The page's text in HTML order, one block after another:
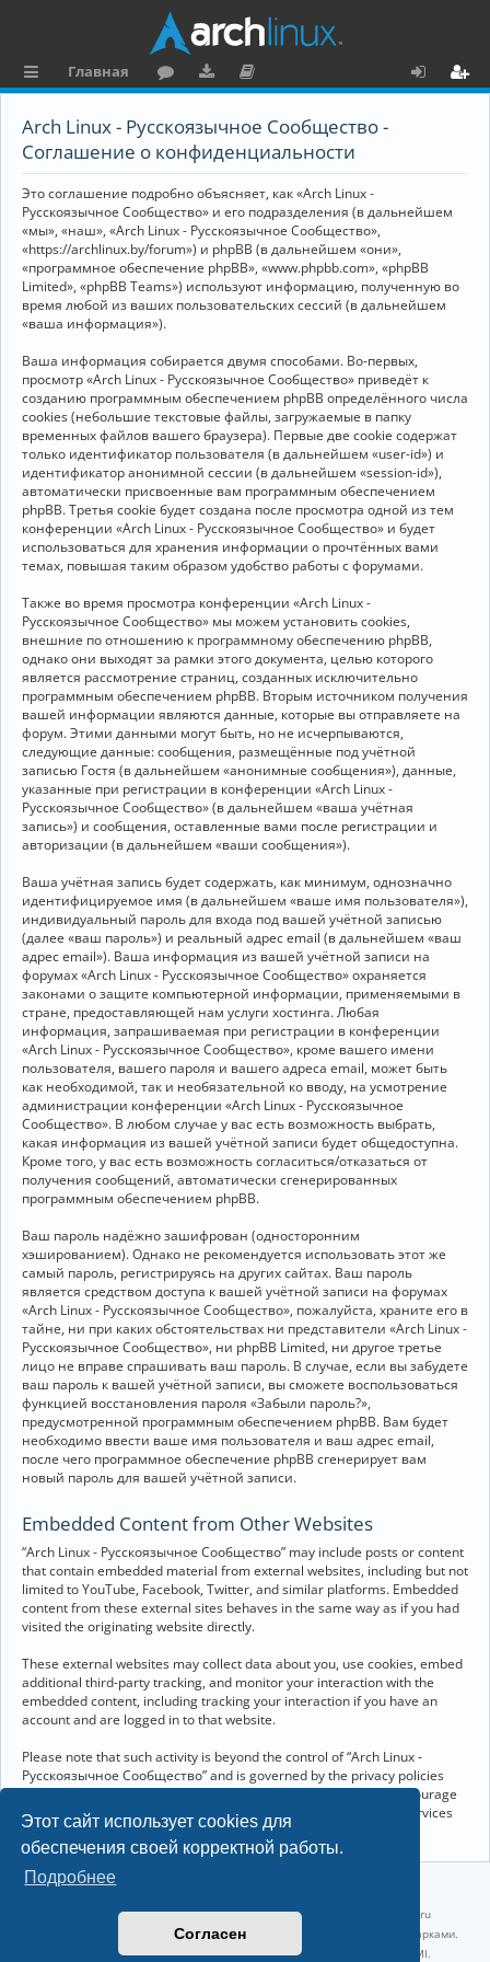
Этот сайт использует cookies для
обеспечения своей корректной работы.
Подробнее
Согласен
ы
к
и
Главная
ру
ру
и
ку
е
н
та
ц
я
Arch Linux - Русскоязычное Сообщество -
Соглашение о конфиденциальности
Это соглашение подробно объясняет, как «Arch Linux -
Русскоязычное Сообщество» и его подразделения (в дальнейшем
«мы», «наш», «Arch Linux - Русскоязычное Сообщество»,
«https://archlinux.by/forum») и phpBB (в дальнейшем «они»,
«программное обеспечение phpBB», «www.phpbb.com», «phpBB
Limited», «phpBB Teams») используют информацию, полученную во
время любой из ваших пользовательских сессий (в дальнейшем
«ваша информация»).
Ваша информация собирается двумя способами. Во-первых,
просмотр «Arch Linux - Русскоязычное Сообщество» приведёт к
созданию программным обеспечением phpBB определённого числа
cookies (небольшие текстовые файлы, загружаемые в папку
временных файлов вашего браузера). Первые две cookie содержат
только идентификатор пользователя (в дальнейшем «user-id») и
идентификатор анонимной сессии (в дальнейшем «session-id»),
автоматически присвоенные вам программным обеспечением
phpBB. Третья cookie будет создана после просмотра одной из тем
конференции «Arch Linux - Русскоязычное Сообщество» и будет
использоваться для хранения информации о прочтённых вами
темах, повышая таким образом удобство работы с форумами.
Также во время просмотра конференции «Arch Linux -
Русскоязычное Сообщество» мы можем установить cookies,
внешние по отношению к программному обеспечению phpBB,
однако они выходят за рамки этого документа, целью которого
является рассмотрение страниц, созданных исключительно
программным обеспечением phpBB. Вторым источником получения
вашей информации являются данные, которые вы отправляете на
форум. Этими данными могут быть, но не исчерпываются,
следующие данные: сообщения, размещённые под учётной
записью Гостя (в дальнейшем «анонимные сообщения»), данные,
указанные при регистрации в конференции «Arch Linux -
Русскоязычное Сообщество» (в дальнейшем «ваша учётная
запись») и сообщения, оставленные вами после регистрации и
авторизации (в дальнейшем «ваши сообщения»).
Ваша учётная запись будет содержать, как минимум, однозначно
идентифицируемое имя (в дальнейшем «ваше имя пользователя»),
индивидуальный пароль для входа под вашей учётной записью
(далее «ваш пароль») и реальный адрес email (в дальнейшем «ваш
адрес email»). Ваша информация из вашей учётной записи на
форумах «Arch Linux - Русскоязычное Сообщество» охраняется
законами о защите компьютерной информации, применяемыми в
стране, предоставляющей нам услуги хостинга. Любая
информация, запрашиваемая при регистрации в конференции
«Arch Linux - Русскоязычное Сообщество», кроме вашего имени
пользователя, вашего пароля и вашего адреса email, может быть
как необходимой, так и необязательной ко вводу, на усмотрение
администрации конференции «Arch Linux - Русскоязычное
Сообщество». В любом случае у вас есть возможность выбрать,
какая информация из вашей учётной записи будет общедоступна.
Кроме того, у вас есть возможность согласиться/отказаться от
получения сообщений, автоматически сгенерированных
программным обеспечением phpBB.
Ваш пароль надёжно зашифрован (односторонним
хэшированием). Однако не рекомендуется использовать этот же
самый пароль, регистрируясь на других сайтах. Ваш пароль
является средством доступа к вашей учётной записи на форумах
«Arch Linux - Русскоязычное Сообщество», пожалуйста, храните его в
тайне, ни при каких обстоятельствах ни представители «Arch Linux -
Русскоязычное Сообщество», ни phpBB Limited, ни другое третье
лицо не вправе спрашивать ваш пароль. В случае, если вы забудете
ваш пароль к вашей учётной записи, вы сможете воспользоваться
функцией восстановления пароля «Забыли пароль?»,
предусмотренной программным обеспечением phpBB. Вам будет
необходимо ввести ваше имя пользователя и ваш адрес email,
после чего программное обеспечение phpBB сгенерирует вам
новый пароль для вашей учётной записи.
Embedded Content from Other Websites
“Arch Linux - Русскоязычное Сообщество” may include posts or content
that contain embedded material from external websites, including but not
limited to YouTube, Facebook, Twitter, and similar platforms. Embedded
content from these external sites behaves in the same way as if you had
visited the originating website directly.
These external websites may collect data about you, use cookies, embed
additional third-party tracking, and monitor your interaction with the
embedded content, including tracking your interaction if you have an
account and are logged in to that website.
Please note that such activity is beyond the control of “Arch Linux -
Русскоязычное Сообщество” and is governed by the privacy policies
and terms of service of the respective external websites. We encourage
you to review the privacy and cookie policies of any third-party services
you interact with through embedded content.
Linux 6.18.40-1-lts x86_64 GNU/Linux 2026-07-26 08:48:12 |
vps reg.ru
Название и логотип Arch Linux ™ являются признанными торговыми марками.
Linux ® — зарегистрированная торговая марка Linus Torvalds и LMI.